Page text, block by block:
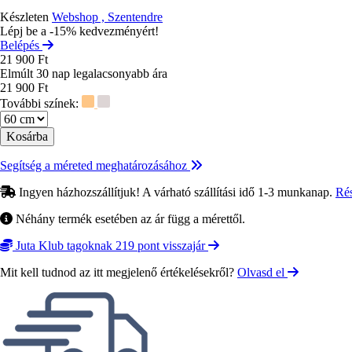
Készleten Webshop , Szentendre
Lépj be a -15% kedvezményért!
Belépés
21 900 Ft
Elmúlt 30 nap legalacsonyabb ára
21 900 Ft
További színek:
Méret
Segítség a méreted meghatározásához
Ingyen házhozszállítjuk! A várható szállítási idő 1-3 munkanap.
Néhány termék esetében az ár függ a mérettől.
Juta Klub tagoknak 219 pont visszajár
Mit kell tudnod az itt megjelenő értékelésekről? Olvasd el